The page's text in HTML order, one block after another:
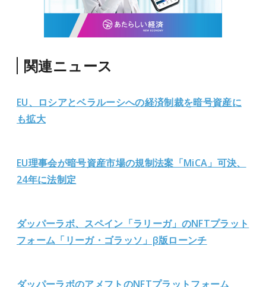
関連ニュース
EU、ロシアとベラルーシへの経済制裁を暗号資産に
も拡大
EU理事会が暗号資産市場の規制法案「MiCA」可決、
24年に法制定
ダッパーラボ、スペイン「ラリーガ」のNFTプラット
フォーム「リーガ・ゴラッソ」β版ローンチ
ダッパーラボのアメフトのNFTプラットフォーム